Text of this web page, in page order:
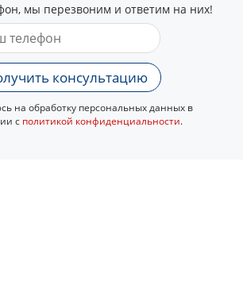
мы перезвоним и ответим на них!
консультацию
на обработку персональных данных в
с политикой конфиденциальности.